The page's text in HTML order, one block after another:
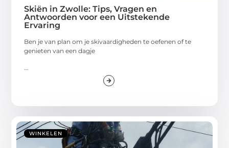
Skiën in Zwolle: Tips, Vragen en
Antwoorden voor een Uitstekende
Ervaring
Ben je van plan om je skivaardigheden te oefenen of te
genieten van een dagje
WINKELEN